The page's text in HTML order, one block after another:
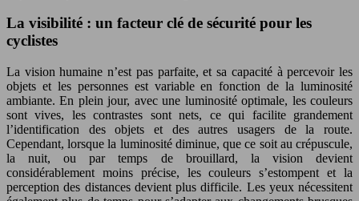
La visibilité : un facteur clé de sécurité pour les
cyclistes
La vision humaine n’est pas parfaite, et sa capacité à percevoir les
objets et les personnes est variable en fonction de la luminosité
ambiante. En plein jour, avec une luminosité optimale, les couleurs
sont vives, les contrastes sont nets, ce qui facilite grandement
l’identification des objets et des autres usagers de la route.
Cependant, lorsque la luminosité diminue, que ce soit au crépuscule,
la nuit, ou par temps de brouillard, la vision devient
considérablement moins précise, les couleurs s’estompent et la
perception des distances devient plus difficile. Les yeux nécessitent